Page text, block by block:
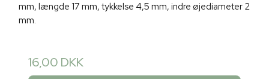
mm, længde 17 mm, tykkelse 4,5 mm, indre øjediameter 2
mm.
16,00 DKK